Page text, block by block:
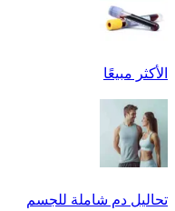
الأكثر مبيعًا
تحاليل دم شاملة للجسم